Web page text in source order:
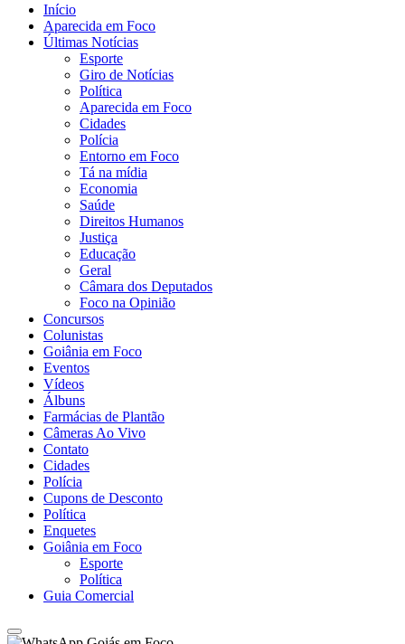
Início
Aparecida em Foco
Últimas Notícias
Esporte
Giro de Notícias
Política
Aparecida em Foco
Cidades
Polícia
Entorno em Foco
Tá na mídia
Economia
Saúde
Direitos Humanos
Justiça
Educação
Geral
Câmara dos Deputados
Foco na Opinião
Concursos
Colunistas
Goiânia em Foco
Eventos
Vídeos
Álbuns
Farmácias de Plantão
Câmeras Ao Vivo
Contato
Cidades
Polícia
Cupons de Desconto
Política
Enquetes
Goiânia em Foco
Esporte
Política
Guia Comercial